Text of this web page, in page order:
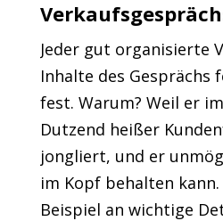
Jeder gut organisierte
Inhalte des Gesprächs
fest. Warum? Weil er
Dutzend heißer
jongliert, und er
im Kopf behalten
Beispiel an wichtige